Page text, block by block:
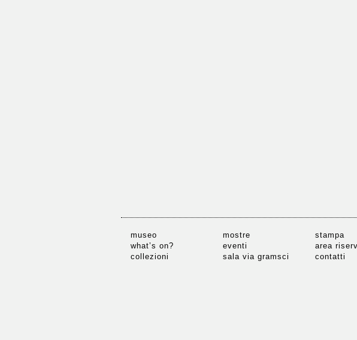
museo
what’s on?
collezioni
mostre
eventi
sala via gramsci
stampa
area
contatti